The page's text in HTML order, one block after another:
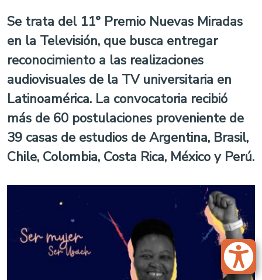
Se trata del 11° Premio Nuevas Miradas
en la Televisión, que busca entregar
reconocimiento a las realizaciones
audiovisuales de la TV universitaria en
Latinoamérica. La convocatoria recibió
más de 60 postulaciones proveniente de
39 casas de estudios de Argentina, Brasil,
Chile, Colombia, Costa Rica, México y Perú.